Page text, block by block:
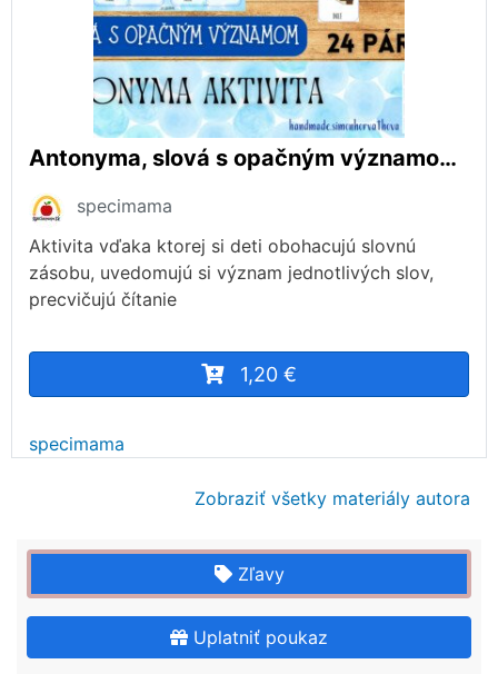
Antonyma, slová s opačným významom, slovenský jazyk, pexeso, aktivity
specimama
Aktivita vďaka ktorej si deti obohacujú slovnú
zásobu, uvedomujú si význam jednotlivých slov,
precvičujú čítanie
1,20 €
specimama
Zobraziť všetky materiály autora
Zľavy
Uplatniť poukaz